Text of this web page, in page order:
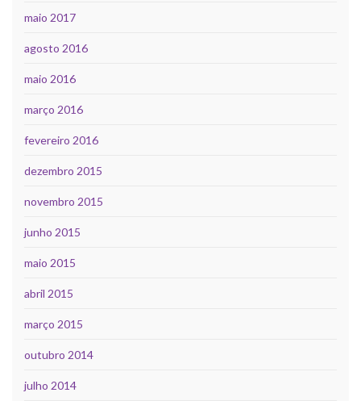
maio 2017
agosto 2016
maio 2016
março 2016
fevereiro 2016
dezembro 2015
novembro 2015
junho 2015
maio 2015
abril 2015
março 2015
outubro 2014
julho 2014